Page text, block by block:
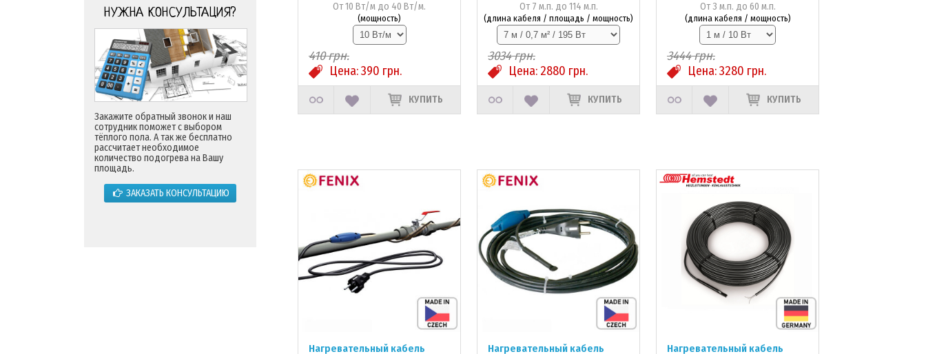
НУЖНА КОНСУЛЬТАЦИЯ?
Закажите обратный звонок и наш
сотрудник поможет с выбором
тёплого пола. А так же бесплатно
рассчитает необходимое
количество подогрева на Вашу
площадь.
ЗАКАЗАТЬ КОНСУЛЬТАЦИЮ
От 10 Вт/м до 40 Вт/м.
(мощность)
410грн.
Цена:390 грн.
КУПИТЬ
От 7 м.п. до 114 м.п.
(длина кабеля / площадь / мощность)
3034грн.
Цена: 2880 грн.
КУПИТЬ
От 3 м.п. до 60 м.п.
(длина кабеля / мощность)
3444грн.
Цена:3280 грн.
КУПИТЬ
Нагревательный кабель
Нагревательный кабель
Нагревательный кабель